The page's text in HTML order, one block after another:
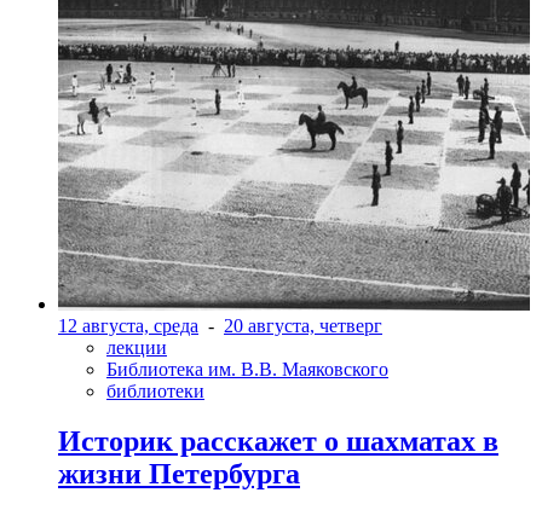
12 августа, среда - 20 августа, четверг
лекции
Библиотека им. В.В. Маяковского
библиотеки
Историк расскажет о шахматах в
жизни Петербурга